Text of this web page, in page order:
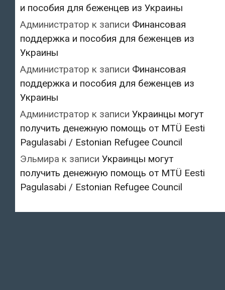
и пособия для беженцев из Украины
Администратор к записи Финансовая
поддержка и пособия для беженцев из
Украины
Администратор к записи Финансовая
поддержка и пособия для беженцев из
Украины
Администратор к записи Украинцы могут
получить денежную помощь от MTÜ Eesti
Pagulasabi / Estonian Refugee Council
Эльмира к записи Украинцы могут
получить денежную помощь от MTÜ Eesti
Pagulasabi / Estonian Refugee Council